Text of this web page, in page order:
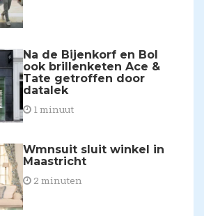
Na de Bijenkorf en Bol
ook brillenketen Ace &
Tate getroffen door
datalek
1 minuut
Wmnsuit sluit winkel in
Maastricht
2 minuten